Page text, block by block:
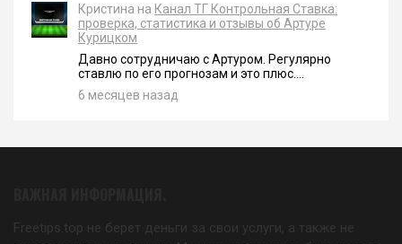
Кристина на Канал ТГ Контрольная Ставка:
проверка, статистика и отзывы об Артуре
Курицком
Давно сотрудничаю с Артуром. Регулярно
ставлю по его прогнозам и это плюс....
6 месяцев назад
Freetips.top не берет деньги за свои услуги, а также не